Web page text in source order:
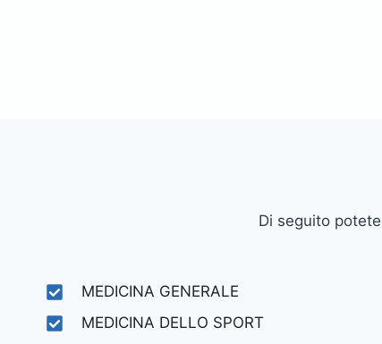
Di seguito
MEDICINA GENERALE
MEDICINA DELLO SPORT